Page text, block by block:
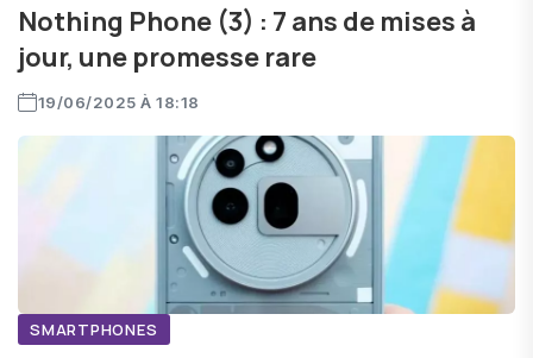
Nothing Phone (3) : 7 ans de mises à
jour, une promesse rare
19/06/2025 À 18:18
SMARTPHONES